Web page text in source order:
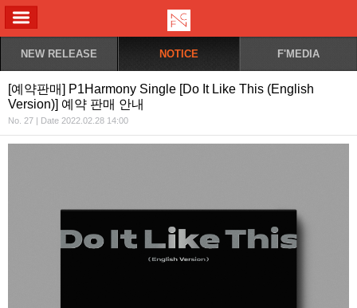
NEW RELEASE NOTICE F'MEDIA
[예약판매] P1Harmony Single [Do It Like This (English
Version)] 예약 판매 안내
No. 27 | Date 2022.02.28 14:00